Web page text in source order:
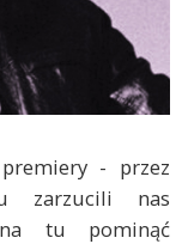
- przez
zarzucili nas
tu pominąć